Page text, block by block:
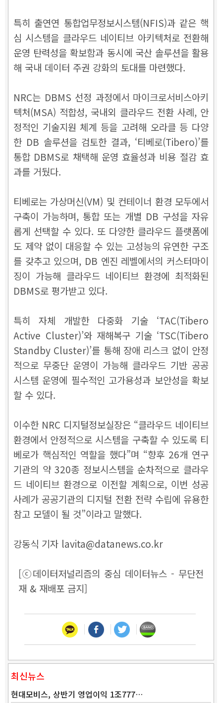
특히 출연연 통합업무정보시스템(NFIS)과 같은 핵
심 시스템을 클라우드 네이티브 아키텍처로 전환해
운영 탄력성을 확보함과 동시에 국산 솔루션을 활용
해 국내 데이터 주권 강화의 토대를 마련했다.
NRC는 DBMS 선정 과정에서 마이크로서비스아키
텍처(MSA) 적합성, 국내외 클라우드 전환 사례, 안
정적인 기술지원 체계 등을 고려해 오라클 등 다양
한 DB 솔루션을 검토한 결과, ‘티베로(Tibero)’를
통합 DBMS로 채택해 운영 효율성과 비용 절감 효
과를 거뒀다.
티베로는 가상머신(VM) 및 컨테이너 환경 모두에서
구축이 가능하며, 통합 또는 개별 DB 구성을 자유
롭게 선택할 수 있다. 또 다양한 클라우드 플랫폼에
도 제약 없이 대응할 수 있는 고성능의 유연한 구조
를 갖추고 있으며, DB 엔진 레벨에서의 커스터마이
징이 가능해 클라우드 네이티브 환경에 최적화된
DBMS로 평가받고 있다.
특히 자체 개발한 다중화 기술 ‘TAC(Tibero
Active Cluster)’와 재해복구 기술 ‘TSC(Tibero
Standby Cluster)’를 통해 장애 리스크 없이 안정
적으로 무중단 운영이 가능해 클라우드 기반 공공
시스템 운영에 필수적인 고가용성과 보안성을 확보
할 수 있다.
이수한 NRC 디지털정보실장은 “클라우드 네이티브
환경에서 안정적으로 시스템을 구축할 수 있도록 티
베로가 핵심적인 역할을 했다”며 “향후 26개 연구
기관의 약 320종 정보시스템을 순차적으로 클라우
드 네이티브 환경으로 이전할 계획으로, 이번 성공
사례가 공공기관의 디지털 전환 전략 수립에 유용한
참고 모델이 될 것”이라고 말했다.
강동식 기자 lavita@datanews.co.kr
[ⓒ데이터저널리즘의 중심 데이터뉴스 - 무단전
재 & 재배포 금지]
최신뉴스
현대모비스, 상반기 영업이익 1조777…